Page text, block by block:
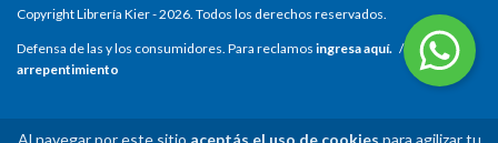
Al navegar por este sitio aceptás el uso de cookies para agilizar tu
Copyright Librería Kier - 2026. Todos los derechos reservados.
Defensa de las y los consumidores. Para reclamos ingresa aquí. /
Botón de
arrepentimiento